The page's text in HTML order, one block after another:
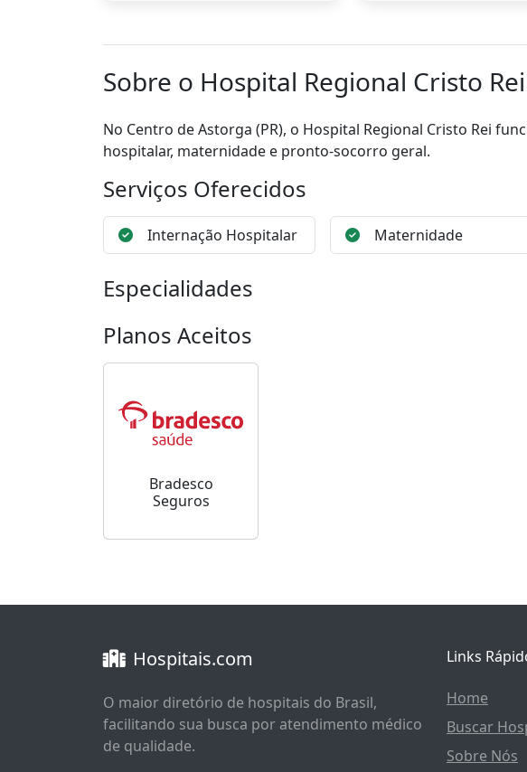
Sobre o Hospital Regional Cristo Rei
No Centro de Astorga (PR), o Hospital Regional Cristo Rei
hospitalar, maternidade e pronto-socorro geral.
Serviços Oferecidos
Internação Hospitalar Maternidade
Especialidades
Planos Aceitos
Bradesco
Seguros
Hospitais.com
O maior diretório de hospitais do Brasil,
facilitando sua busca por atendimento médico
de qualidade.
Links
Home
Buscar
Sobre Nós